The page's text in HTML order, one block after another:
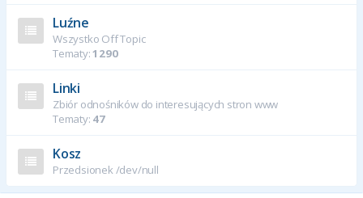
Luźne
Wszystko Off Topic
Tematy:1290
Linki
Zbiór odnośników do interesujących stron www
Tematy: 47
Kosz
Przedsionek /dev/null